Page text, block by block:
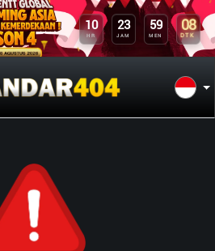
10
HR
23
JAM
59
MEN
08
DTK